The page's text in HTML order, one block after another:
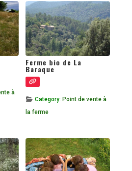
à
Ferme bio de La
Baraque
Category: Point de vente à
la ferme